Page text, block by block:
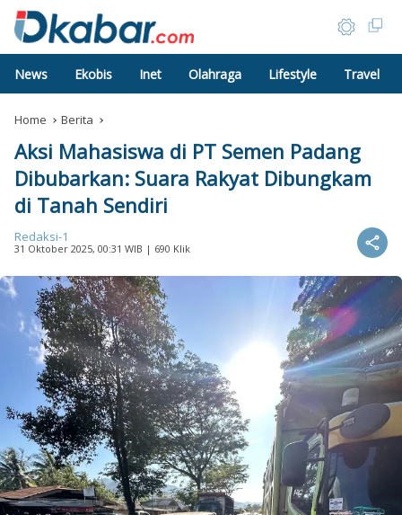
News Ekobis Inet Olahraga Lifestyle Travel
Home Berita
Aksi Mahasiswa di PT Semen Padang
Dibubarkan: Suara Rakyat Dibungkam
di Tanah Sendiri
Redaksi-1
31 Oktober 2025, 00:31 WIB | 690 Klik